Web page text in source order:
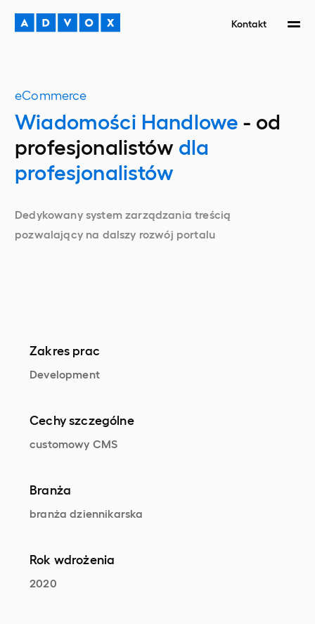
Kontakt
eCommerce
Wiadomości Handlowe- od
profesjonalistów dla
profesjonalistów
Dedykowany system zarządzania treścią
pozwalający na dalszy rozwój portalu
Zakres prac
Development
Cechy szczególne
customowy CMS
Branża
branża dziennikarska
Rok wdrożenia
2020